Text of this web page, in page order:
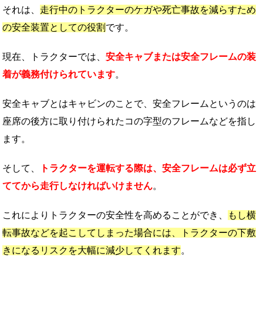
それは、 走行中のトラクターのケガや死亡事故を減らすため
の安全装置としての役割 です。
現在、トラクターでは、安全キャブまたは安全フレームの装
着が義務付けられています。
安全キャブとはキャビンのことで、安全フレームというのは
座席の後方に取り付けられたコの字型のフレームなどを指し
ます。
そして、
トラクターを運転する際は、安全フレームは必ず立
ててから走行しなければいけません。
これによりトラクターの安全性を高めることができ、
もし横
転事故などを起こしてしまった場合には、トラクターの下敷
きになるリスクを大幅に減少してくれます。